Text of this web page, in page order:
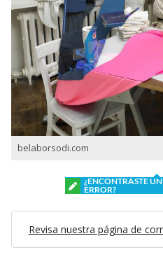
belaborsodi.com
¿ENCONTRASTE UN
ERROR?
Revisa nuestra página de